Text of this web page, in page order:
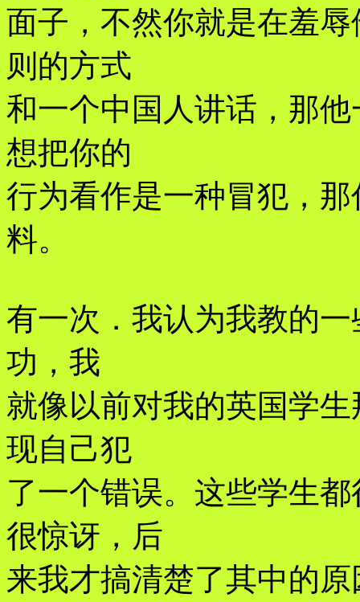
面子，不然你就是在羞
则的方式
和一个中国人讲话，那
想把你的
行为看作是一种冒犯，
料。
有一次．我认为我教的
功，我
就像以前对我的英国学
现自己犯
了一个错误。这些学生
很惊讶，后
来我才搞清楚了其中的